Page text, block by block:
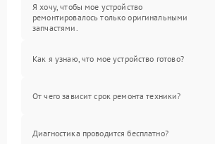
Я хочу, чтобы мое устройство
ремонтировалось только оригинальными
запчастями.
Как я узнаю, что мое устройство готово?
От чего зависит срок ремонта техники?
Диагностика проводится бесплатно?